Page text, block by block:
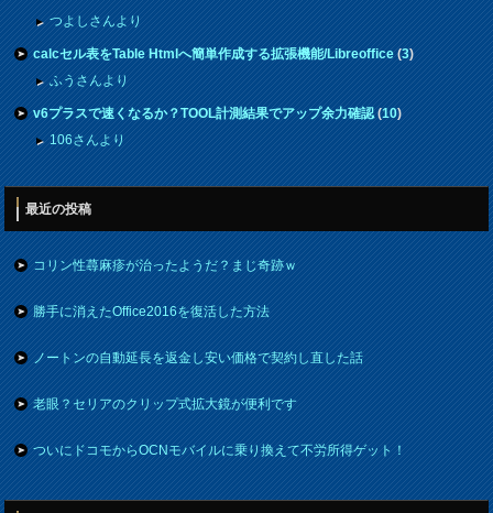
つよしさんより
calcセル表をTable Htmlへ簡単作成する拡張機能/Libreoffice(3)
ふうさんより
v6プラスで速くなるか？TOOL計測結果でアップ余力確認(10)
106さんより
最近の投稿
コリン性蕁麻疹が治ったようだ？まじ奇跡ｗ
勝手に消えたOffice2016を復活した方法
ノートンの自動延長を返金し安い価格で契約し直した話
老眼？セリアのクリップ式拡大鏡が便利です
ついにドコモからOCNモバイルに乗り換えて不労所得ゲット！